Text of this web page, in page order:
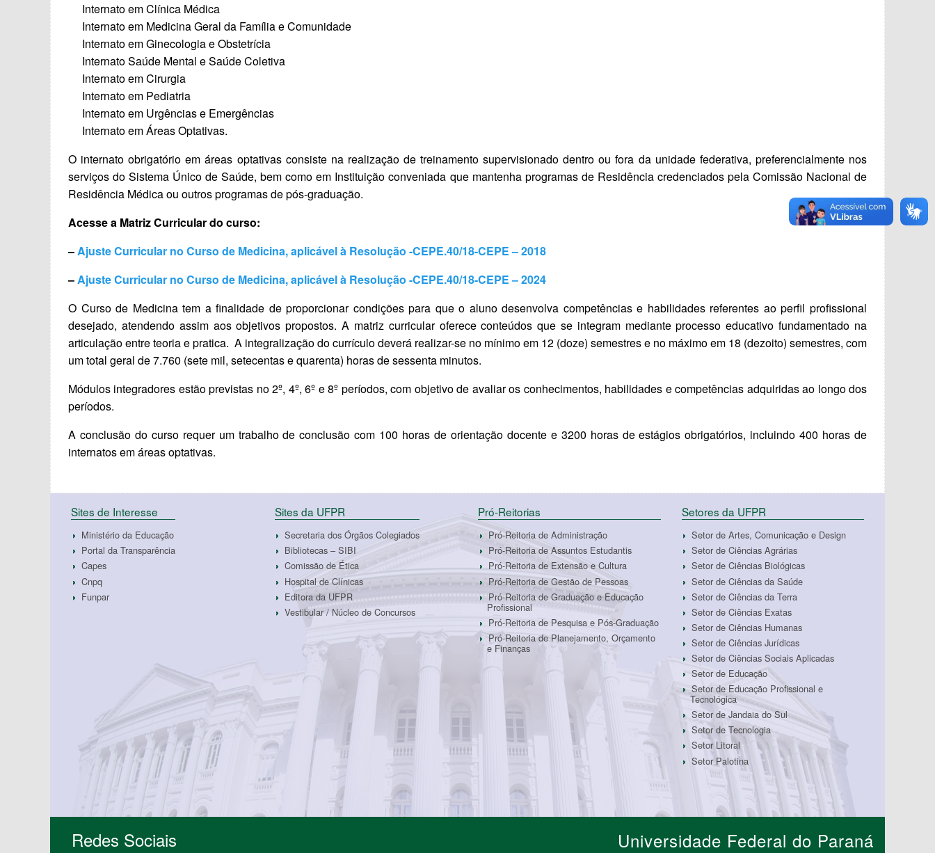
Internato em Clínica Médica
Internato em Medicina Geral da Família e Comunidade
Internato em Ginecologia e Obstetrícia
Internato Saúde Mental e Saúde Coletiva
Internato em Cirurgia
Internato em Pediatria
Internato em Urgências e Emergências
Internato em Áreas Optativas.
O internato obrigatório em áreas optativas consiste na realização de treinamento supervisionado dentro ou fora da unidade federativa, preferencialmente nos
serviços do Sistema Único de Saúde, bem como em Instituição conveniada que mantenha programas de Residência credenciados pela Comissão Nacional de
Residência Médica ou outros programas de pós-graduação.
Acesse a Matriz Curricular do curso:
–Ajuste Curricular no Curso de Medicina, aplicável à Resolução -CEPE.40/18-CEPE – 2018
–Ajuste Curricular no Curso de Medicina, aplicável à Resolução -CEPE.40/18-CEPE – 2024
O Curso de Medicina tem a finalidade de proporcionar condições para que o aluno desenvolva competências e habilidades referentes ao perfil profissional
desejado, atendendo assim aos objetivos propostos. A matriz curricular oferece conteúdos que se integram mediante processo educativo fundamentado na
articulação entre teoria e pratica. A integralização do currículo deverá realizar-se no mínimo em 12 (doze) semestres e no máximo em 18 (dezoito) semestres, com
um total geral de 7.760 (sete mil, setecentas e quarenta) horas de sessenta minutos.
Módulos integradores estão previstas no 2º, 4º, 6º e 8º períodos, com objetivo de avaliar os conhecimentos, habilidades e competências adquiridas ao longo dos
períodos.
A conclusão do curso requer um trabalho de conclusão com 100 horas de orientação docente e 3200 horas de estágios obrigatórios, incluindo 400 horas de
internatos em áreas optativas.
Sites de Interesse
Ministério da Educação
Portal da Transparência
Capes
Cnpq
Funpar
Sites da UFPR
Secretaria dos Órgãos Colegiados
Bibliotecas – SIBI
Comissão de Ética
Hospital de Clínicas
Editora da UFPR
Vestibular / Núcleo de Concursos
Pró-Reitorias
Pró-Reitoria de Administração
Pró-Reitoria de Assuntos Estudantis
Pró-Reitoria de Extensão e Cultura
Pró-Reitoria de Gestão de Pessoas
Pró-Reitoria de Graduação e Educação
Profissional
Pró-Reitoria de Pesquisa e Pós-Graduação
Pró-Reitoria de Planejamento, Orçamento
e Finanças
Setores da UFPR
Setor de Artes, Comunicação e Design
Setor de Ciências Agrárias
Setor de Ciências Biológicas
Setor de Ciências da Saúde
Setor de Ciências da Terra
Setor de Ciências Exatas
Setor de Ciências Humanas
Setor de Ciências Jurídicas
Setor de Ciências Sociais Aplicadas
Setor de Educação
Setor de Educação Profissional e
Tecnológica
Setor de Jandaia do Sul
Setor de Tecnologia
Setor Litoral
Setor Palotina
Redes Sociais Universidade Federal do Paraná